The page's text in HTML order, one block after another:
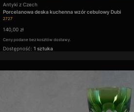
Kod produktu
2727
Porcelanowa deska kuchenna wzór cebulowy Dubi
Producent
Antyki z Czech
Cena
140,00 zł
Ceny podane bez kosztów dostawy.
Dostępność: 1 sztuka